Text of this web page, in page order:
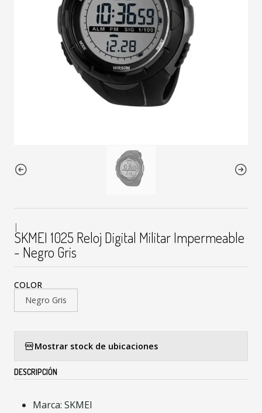
|
SKMEI 1025 Reloj Digital Militar Impermeable
- Negro Gris
COLOR
Negro Gris
Mostrar stock de ubicaciones
DESCRIPCIÓN
Marca: SKMEI